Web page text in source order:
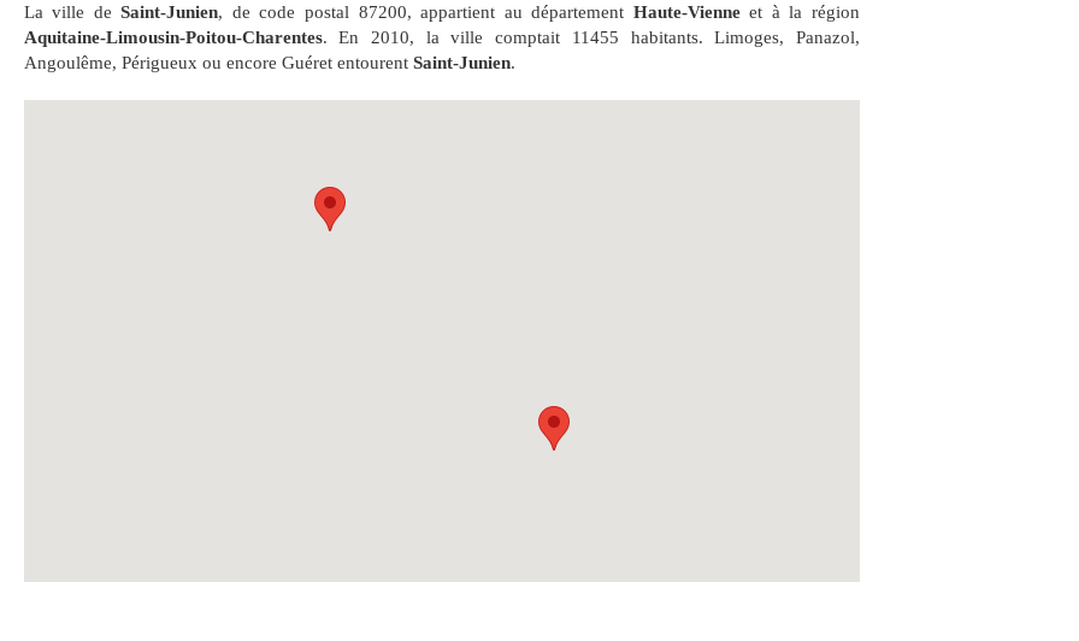
La ville deSaint-Junien, de code postal 87200, appartient au département Haute-Vienneet à la région
Aquitaine-Limousin-Poitou-Charentes. En 2010, la ville comptait 11455 habitants. Limoges, Panazol,
Angoulême, Périgueux ou encore Guéret entourent Saint-Junien.